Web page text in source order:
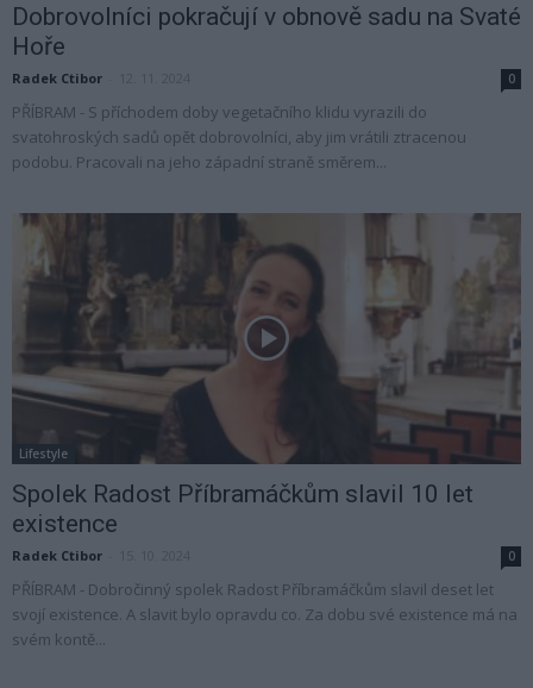
Dobrovolníci pokračují v obnově sadu na Svaté
Hoře
Radek Ctibor 0
PŘÍBRAM - S příchodem doby vegetačního klidu vyrazili do
svatohroských sadů opět dobrovolníci, aby jim vrátili ztracenou
podobu. Pracovali na jeho západní straně směrem...
Lifestyle
Spolek Radost Příbramáčkům slavil 10 let
existence
Radek Ctibor 0
PŘÍBRAM - Dobročinný spolek Radost Příbramáčkům slavil deset let
svojí existence. A slavit bylo opravdu co. Za dobu své existence má na
svém kontě...